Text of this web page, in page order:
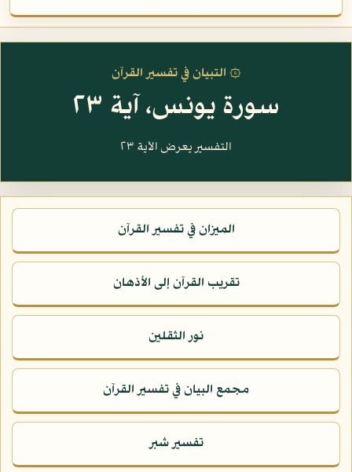
۞ التبيان في تفسير القرآن
سورة يونس، آية ٢٣
التفسير يعرض الآية ٢٣
الميزان في تفسير القرآن
تقريب القرآن إلى الأذهان
نور الثقلين
مجمع البيان في تفسير القرآن
تفسير شبر